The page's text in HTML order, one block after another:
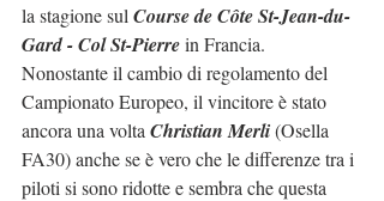
la stagione sul Course de Côte St-Jean-du-
Gard - Col St-Pierre in Francia.
Nonostante il cambio di regolamento del
Campionato Europeo, il vincitore è stato
ancora una volta Christian Merli (Osella
FA30) anche se è vero che le differenze tra i
piloti si sono ridotte e sembra che questa